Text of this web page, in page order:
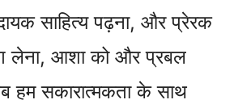
साहित्य पढ़ना, और प्रेरक
लेना, आशा को और प्रबल
हम सकारात्मकता के साथ